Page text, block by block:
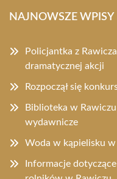
NAJNOWSZE WPISY
Policjantka z
dramatycznej akcji
Rozpoczął się
Biblioteka w
wydawnicze
Woda w kąpielisku w
Informacje